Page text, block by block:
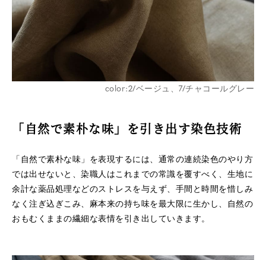
color:2/ベージュ、7/チャコールグレー
「自然で素朴な味」を引き出す染色技術
「自然で素朴な味」を表現するには、通常の連続染色のやり方
では出せないと、染職人はこれまでの常識を覆すべく、生地に
余計な薬品処理などのストレスを与えず、手間と時間を惜しみ
なく注ぎ込ぎこみ、麻本来の持ち味を最大限に生かし、自然の
おもむくままの繊細な表情を引き出していきます。